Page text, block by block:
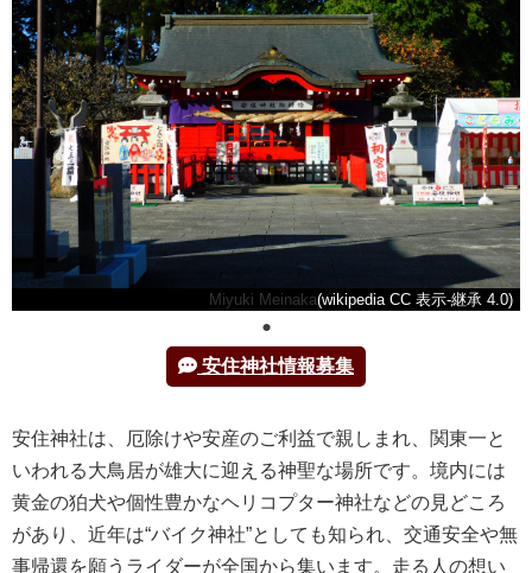
Miyuki Meinaka(wikipedia CC 表示-継承 4.0)
安住神社情報募集
安住神社は、厄除けや安産のご利益で親しまれ、関東一と
いわれる大鳥居が雄大に迎える神聖な場所です。境内には
黄金の狛犬や個性豊かなヘリコプター神社などの見どころ
があり、近年は“バイク神社”としても知られ、交通安全や無
事帰還を願うライダーが全国から集います。走る人の想い